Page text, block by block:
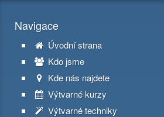
Navigace
Úvodní strana
Kdo jsme
Kde nás najdete
Výtvarné kurzy
Výtvarné techniky